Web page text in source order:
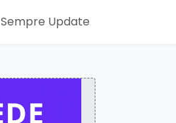
Sempre Update